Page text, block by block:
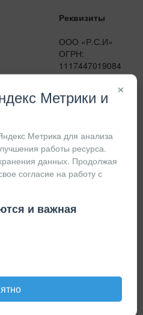
Реквизиты
ООО «Р.С.И»
ОГРН:
1117447019084
ИНН:
КПП:
×
Метрики и
Метрика для анализа
работы ресурса.
данных. Продолжая
согласие на работу с
и важная